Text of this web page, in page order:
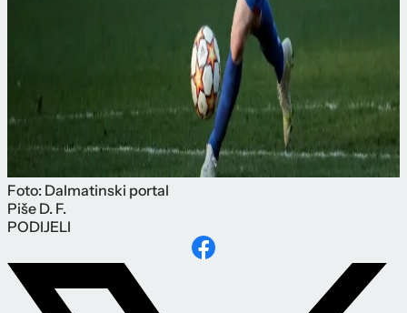
Foto: Dalmatinski portal
Piše D. F.
PODIJELI